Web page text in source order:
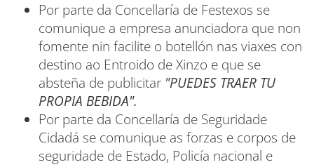
Por parte da Concellaría de Festexos se
comunique a empresa anunciadora que non
fomente nin facilite o botellón nas viaxes con
destino ao Entroido de Xinzo e que se
absteña de publicitar "PUEDES TRAER TU
PROPIA BEBIDA".
Por parte da Concellaría de Seguridade
Cidadá se comunique as forzas e corpos de
seguridade de Estado, Policía nacional e